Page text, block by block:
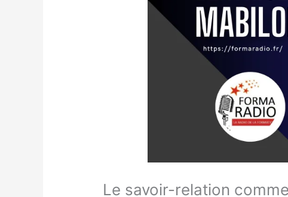
Le savoir-relation